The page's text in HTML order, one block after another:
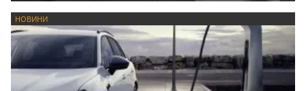
НОВИНИ